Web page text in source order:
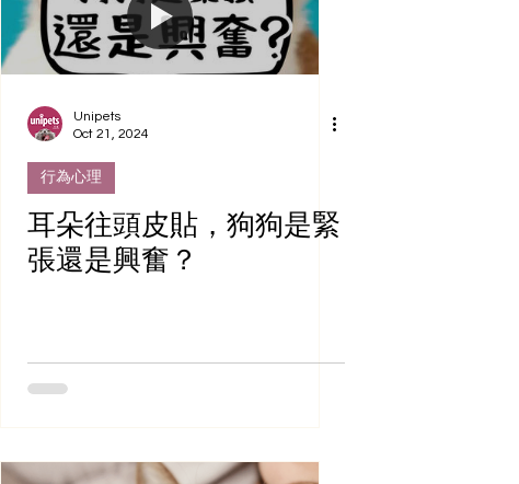
Unipets
Oct 21, 2024
行為心理
耳朵往頭皮貼，狗狗是緊
張還是興奮？